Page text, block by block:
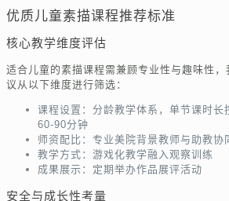
优质儿童素描课程推荐标准
核心教学维度评估
适合儿童的素描课程需兼顾专业性与趣味性，
议从以下维度进行筛选：
课程设置：分龄教学体系，单节课时长
60-90分钟
师资配比：专业美院背景教师与助教协
教学方式：游戏化教学融入观察训练
成果展示：定期举办作品展评活动
安全与成长性考量